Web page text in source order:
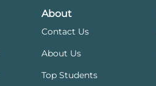
About
Contact Us
About Us
Top Students